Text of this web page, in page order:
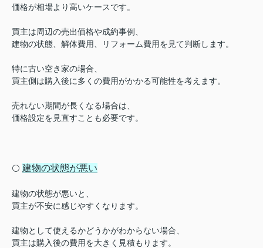
価格が相場より高いケースです。
買主は周辺の売出価格や成約事例、
建物の状態、解体費用、リフォーム費用を見て判断します。
特に古い空き家の場合、
買主側は購入後に多くの費用がかかる可能性を考えます。
売れない期間が長くなる場合は、
価格設定を見直すことも必要です。
⚪️ 建物の状態が悪い
建物の状態が悪いと、
買主が不安に感じやすくなります。
建物として使えるかどうかがわからない場合、
買主は購入後の費用を大きく見積もります。